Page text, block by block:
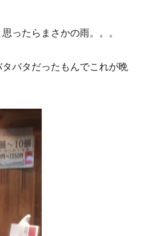
ったらまさかの雨。。。
バタだったもんでこれが晩